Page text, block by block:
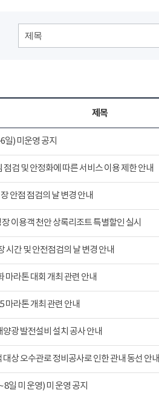
제목
제목
일) 미운영 공지
검 및 안정화에 따른 서비스 이용 제한 안내
안점 점검의 날 변경 안내
이용객 천안 상록리조트 특별할인 실시
시간 및 안전점검의 날 변경 안내
마라톤 대회 개최 관련 안내
마라톤 개최 관련 안내
광 발전설비 설치 공사 안내
대상 오수관로 정비공사로 인한 관내 동선 안내
8일 미 운영) 미 운영 공지